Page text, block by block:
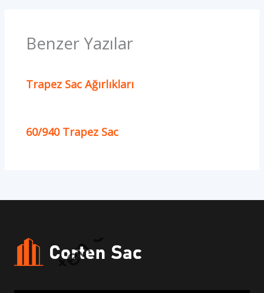
Benzer Yazılar
Trapez Sac Ağırlıkları
60/940 Trapez Sac